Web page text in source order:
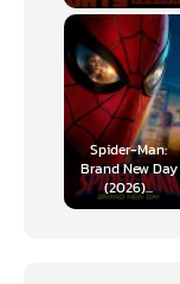
Spider-Man:
Brand New Day
(2026)...